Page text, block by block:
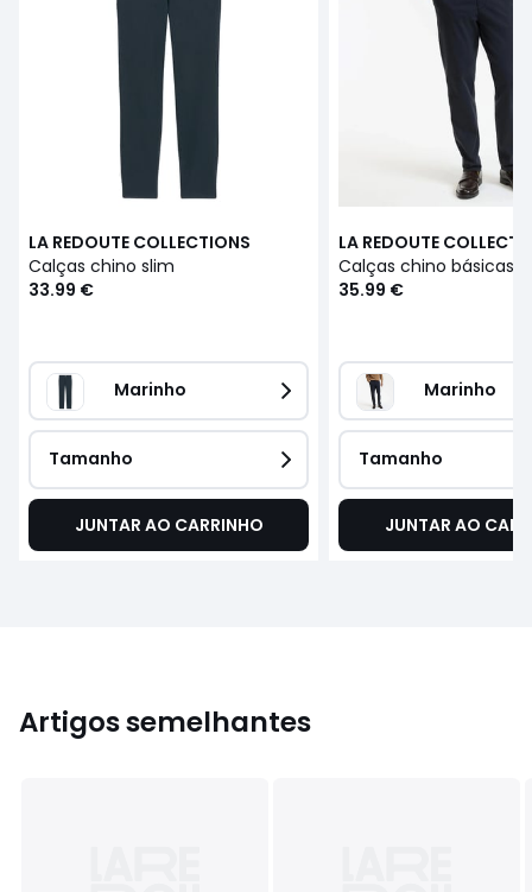
LA REDOUTE COLLECTIONS
Calças chino slim
33.99 €
Marinho
Tamanho
JUNTAR AO CARRINHO
LA REDOUTE
35.99 €
Marinho
Tamanho
JUNTAR AO
Artigos semelhantes